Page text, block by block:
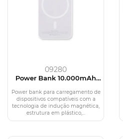
09280
Power Bank 10.000mAh
Indução
Power bank para carregamento de
dispositivos compatíveis com a
tecnologia de indução magnética,
estrutura em plástico,...